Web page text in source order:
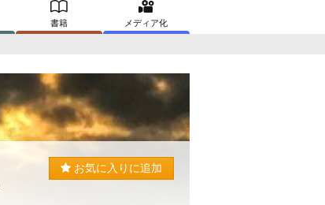
書籍 メディア化
お気に入りに追加